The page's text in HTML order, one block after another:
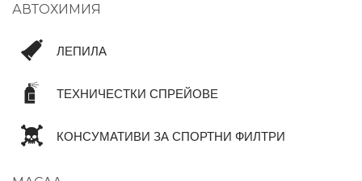
АВТОХИМИЯ
ЛЕПИЛА
ТЕХНИЧЕСТКИ СПРЕЙОВЕ
КОНСУМАТИВИ ЗА СПОРТНИ ФИЛТРИ